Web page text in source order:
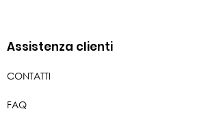
Assistenza clienti
CONTATTI
FAQ